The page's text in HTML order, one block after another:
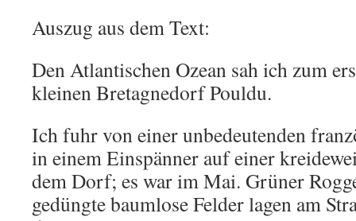
Auszug aus dem Text:
Den Atlantischen Ozean sah ich zum
kleinen Bretagnedorf Pouldu.
Ich fuhr von einer unbedeutenden
in einem Einspänner auf einer
dem Dorf; es war im Mai. Grüner
gedüngte baumlose Felder lagen am